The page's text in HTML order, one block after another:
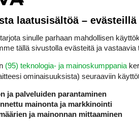
heti, ja kaava sellainen jonka pystyy
kierroksen jälkipuoliskon. Odotin
liian vähän tai sitten ne jotka olivat
päättämään jättääkö vai ei.
eli kolmella kierroksista PCC = -1,
pelitasoitus olisi yhden alempi
laatusisältöä –
sinulle parhaan mahdollisen
tällä sivustolla evästeitä ja vastaavia
(95) teknologia- ja mainoskumppania
ominaisuuk­sista) seuraaviin
ja palveluiden parantaminen
mainonta ja markkinointi
ja mainonnan mittaaminen